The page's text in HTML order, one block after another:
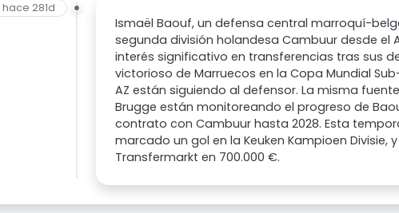
hace 281d
Ismaël Baouf, un defensa central marroquí-
segunda división holandesa Cambuur desde el
interés significativo en transferencias tras sus
victorioso de Marruecos en la Copa Mundial
AZ están siguiendo al defensor. La misma
Brugge están monitoreando el progreso de
contrato con Cambuur hasta 2028. Esta
marcado un gol en la Keuken Kampioen
Transfermarkt en 700.000 €.